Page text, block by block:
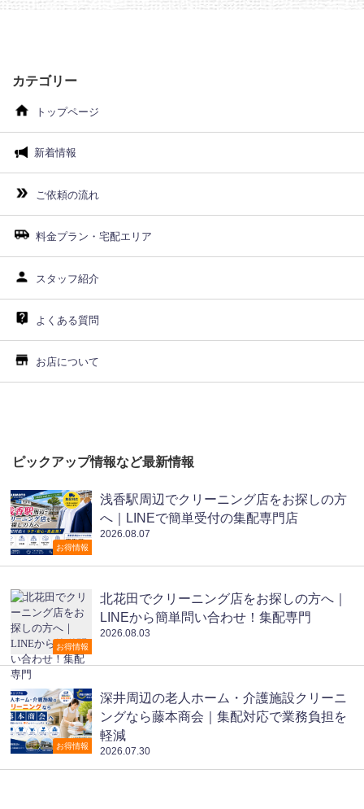
カテゴリー
トップページ
新着情報
ご依頼の流れ
料金プラン・宅配エリア
スタッフ紹介
よくある質問
お店について
ピックアップ情報など最新情報
お得情報
浅香駅周辺でクリーニング店をお探しの方
へ｜LINEで簡単受付の集配専門店
2026.08.07
お得情報
北花田でクリーニング店をお探しの方へ｜
LINEから簡単問い合わせ！集配専門
2026.08.03
お得情報
深井周辺の老人ホーム・介護施設クリーニ
ングなら藤本商会｜集配対応で業務負担を
軽減
2026.07.30